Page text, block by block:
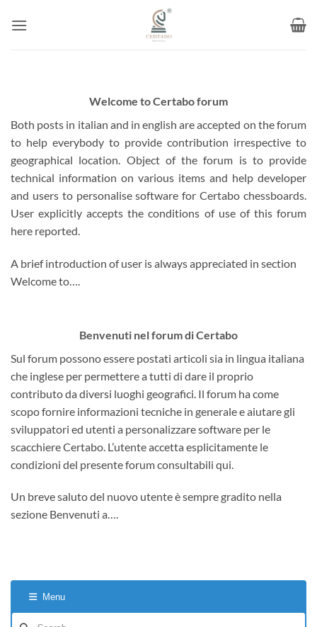
Welcome to Certabo forum
Both posts in italian and in english are accepted on the forum
to help everybody to provide contribution irrespective to
geographical location. Object of the forum is to provide
technical information on various items and help developer
and users to personalise software for Certabo chessboards.
User explicitly accepts the conditions of use of this forum
here reported.
A brief introduction of user is always appreciated in section
Welcome to….
Benvenuti nel forum di Certabo
Sul forum possono essere postati articoli sia in lingua italiana
che inglese per permettere a tutti di dare il proprio
contributo da diversi luoghi geografici. Il forum ha come
scopo fornire informazioni tecniche in generale e aiutare gli
sviluppatori ed utenti a personalizzare software per le
scacchiere Certabo. L’utente accetta esplicitamente le
condizioni del presente forum consultabili qui.
Un breve saluto del nuovo utente è sempre gradito nella
sezione Benvenuti a….
Menu